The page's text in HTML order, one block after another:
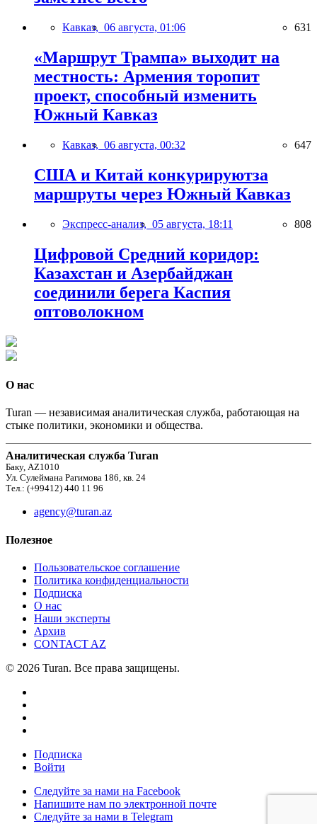
Кавказ, 06 августа, 01:06 631
«Маршрут Трампа» выходит на
местность: Армения торопит
проект, способный изменить
Южный Кавказ
Кавказ, 06 августа, 00:32 647
США и Китай конкурируютза
маршруты через Южный Кавказ
Экспресс-анализ, 05 августа, 18:11 808
Цифровой Средний коридор:
Казахстан и Азербайджан
соединили берега Каспия
оптоволокном
О нас
Turan — независимая аналитическая служба, работающая на
стыке политики, экономики и общества.
Аналитическая служба Turan
Баку, AZ1010
Ул. Сулеймана Рагимова 186, кв. 24
Тел.: (+99412) 440 11 96
agency@turan.az
Полезное
Пользовательское соглашение
Политика конфиденциальности
Подписка
О нас
Наши эксперты
Архив
CONTACT AZ
© 2026 Turan. Все права защищены.
Подписка
Войти
Следуйте за нами на Facebook
Напишите нам по электронной почте
Следуйте за нами в Telegram